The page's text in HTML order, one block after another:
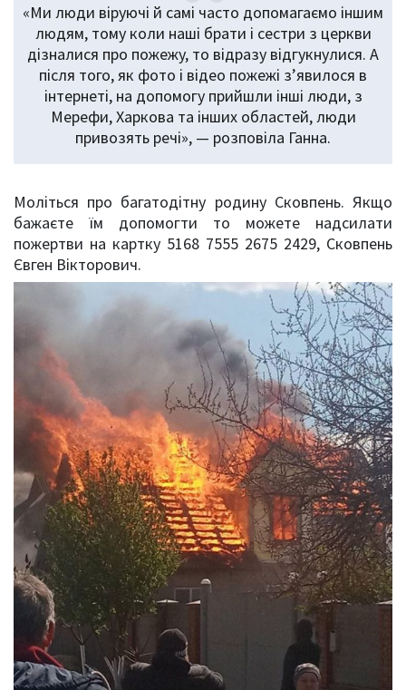
«Ми люди віруючі й самі часто допомагаємо іншим
людям, тому коли наші брати і сестри з церкви
дізналися про пожежу, то відразу відгукнулися. А
після того, як фото і відео пожежі з’явилося в
інтернеті, на допомогу прийшли інші люди, з
Мерефи, Харкова та інших областей, люди
привозять речі», — розповіла Ганна.
Моліться про багатодітну родину Сковпень. Якщо
бажаєте їм допомогти то можете надсилати
пожертви на картку 5168 7555 2675 2429, Сковпень
Євген Вікторович.